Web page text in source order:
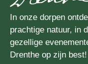
In onze dorpen
prachtige natuur, in
gezellige
Drenthe op zijn best!